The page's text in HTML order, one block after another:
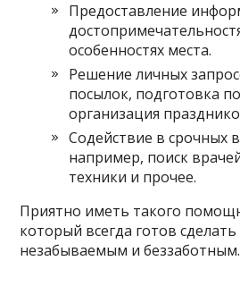
Предоставление
особенностях места.
Решение личных
посылок, подготовка
организация
Содействие в срочных
например, поиск
техники и прочее.
Приятно иметь такого
который всегда готов
незабываемым и беззаботным.